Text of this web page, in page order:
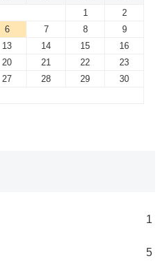
1
2
6 7 8
9
13 14 15
16
20 21 22
23
27 28 29
30
1
5